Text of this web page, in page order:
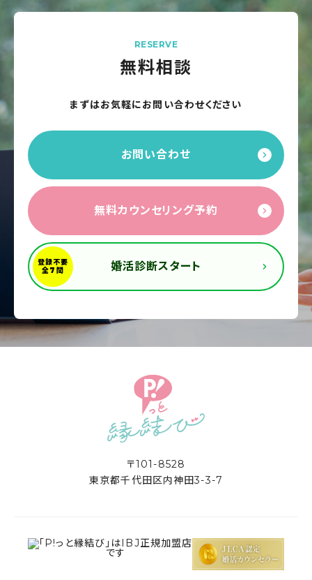
RESERVE
無料相談
まずはお気軽にお問い合わせください
お問い合わせ
無料カウンセリング予約
婚活診断スタート
〒101-8528
東京都千代田区内神田3-3-7